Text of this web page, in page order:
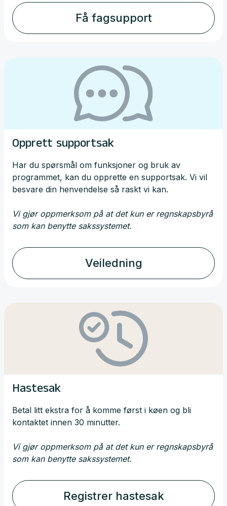
Få fagsupport
Opprett supportsak
Har du spørsmål om funksjoner og bruk av
programmet, kan du opprette en supportsak. Vi vil
besvare din henvendelse så raskt vi kan.
Vi gjør oppmerksom på at det kun er regnskapsbyrå
som kan benytte sakssystemet.
Veiledning
Hastesak
Betal litt ekstra for å komme først i køen og bli
kontaktet innen 30 minutter.
Vi gjør oppmerksom på at det kun er regnskapsbyrå
som kan benytte sakssystemet.
Registrer hastesak